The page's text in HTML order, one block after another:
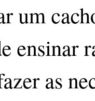
um
ensinar
as